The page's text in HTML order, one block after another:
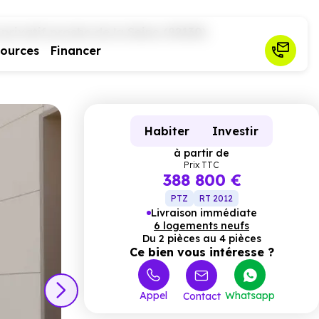
Financer
Habiter Investir
à partir de
Prix TTC
388 800 €
PTZ RT 2012
Livraison immédiate
6 logements neufs
Du 2 pièces au 4 pièces
Ce bien vous intéresse ?
Appel Contact Whatsapp